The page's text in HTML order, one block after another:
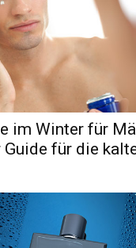
im Winter für
für die